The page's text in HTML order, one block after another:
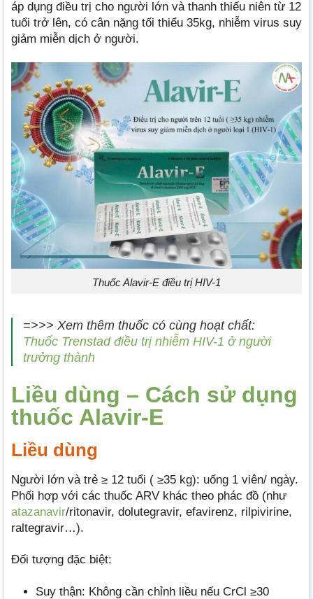
áp dụng điều trị cho người lớn và thanh thiếu niên từ 12
tuổi trở lên, có cân nặng tối thiểu 35kg, nhiễm virus suy
giảm miễn dịch ở người.
Thuốc Alavir-E điều trị HIV-1
=>>> Xem thêm thuốc có cùng hoạt chất:
Thuốc Trenstad điều trị nhiễm HIV-1 ở người
trưởng thành
Liều dùng – Cách sử dụng
thuốc Alavir-E
Liều dùng
Người lớn và trẻ ≥ 12 tuổi ( ≥35 kg): uống 1 viên/ ngày.
Phối hợp với các thuốc ARV khác theo phác đồ (như
atazanavir/ritonavir, dolutegravir, efavirenz, rilpivirine,
raltegravir…).
Đối tượng đặc biệt:
Suy thận: Không cần chỉnh liều nếu CrCl ≥30